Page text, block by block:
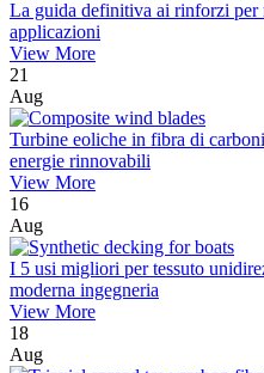
La guida definitiva ai rinforzi
applicazioni
View More
21
Aug
Turbine eoliche in fibra di
energie rinnovabili
View More
16
Aug
I 5 usi migliori per tessuto
moderna ingegneria
View More
18
Aug